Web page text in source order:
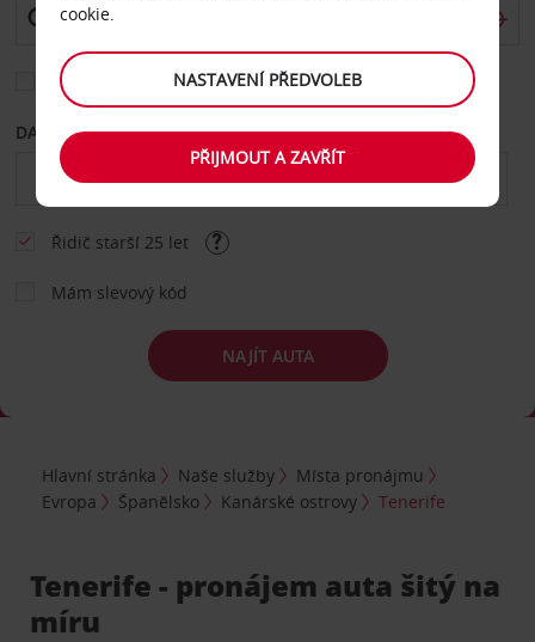
Vyberte si jiné místo vrácení
DATUM OD DATUM DO
Řidič starší 25 let
Mám slevový kód
NAJÍT AUTA
Hlavní stránka Naše služby
Místa pronájmu
Evropa
Španělsko Kanárské ostrovy Tenerife
Tenerife - pronájem auta šitý na
míru
cookie.
NASTAVENÍ PŘEDVOLEB
PŘIJMOUT A ZAVŘÍT